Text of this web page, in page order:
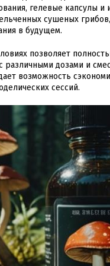
гелевые
сушеных
в будущем.
позволяет
дозами и
возможность
сессий.